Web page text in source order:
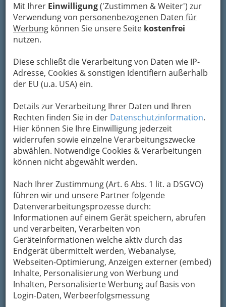
Mit Ihrer Einwilligung('Zustimmen & Weiter') zur
Verwendung von personenbezogenen Daten für
Werbung können Sie unsere Seite kostenfrei
nutzen.
Diese schließt die Verarbeitung von Daten wie IP-
Adresse, Cookies & sonstigen Identifiern außerhalb
der EU (u.a. USA) ein.
Details zur Verarbeitung Ihrer Daten und Ihren
Rechten finden Sie in der Datenschutzinformation.
Hier können Sie Ihre Einwilligung jederzeit
widerrufen sowie einzelne Verarbeitungszwecke
abwählen. Notwendige Cookies & Verarbeitungen
können nicht abgewählt werden.
Nach Ihrer Zustimmung (Art. 6 Abs. 1 lit. a DSGVO)
führen wir und unsere Partner folgende
Datenverarbeitungsprozesse durch:
Informationen auf einem Gerät speichern, abrufen
und verarbeiten, Verarbeiten von
Geräteinformationen welche aktiv durch das
Endgerät übermittelt werden, Webanalyse,
Webseiten-Optimierung, Anzeigen externer (embed)
Inhalte, Personalisierung von Werbung und
Inhalten, Personalisierte Werbung auf Basis von
Login-Daten, Werbeerfolgsmessung
Im Norden von Klöch erhebt sich auf einem
Basalthügel die Burgruine von Klöch. Einstmals
diente sie als Wehrburg. Erstmals erwähnt
wurde die Burg im Jahr 1365. Ganz in der Nähe
Klöch. Die Burg, die stark verfallen war, wurde
1997 von der Gemeinde Klöch gepachtetund in
teilen renoviert. Inzwischen stehen den
die sogenannte Kulturarena zur Verfügung.
Öffnungszeiten: Von Ostern bis Oktober, täglich
12-18 Uhr
Karte
Adresse mit Google Maps anschauen
Kontaktaufnahme
Um die Info-Graz Firmenvor Spam-Mails zu
bewahren, verwenden wir an dieser Stelle zur
Übermittlung Ihrer Nachricht ein sicheres
Formular. Ihre Nachricht wird nach dem
Absenden umgehend per Mail an das
Unternehmen Burgruine Klöch weitergeleitet.